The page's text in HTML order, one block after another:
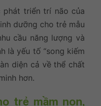
triển trí não của
dưỡng cho trẻ mẫu
cầu năng lượng và
là yếu tố “song kiếm
diện cả về thể chất
hơn.
trẻ mầm non,